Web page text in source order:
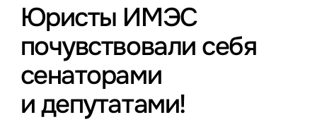
Юристы ИМЭС
почувствовали себя
сенаторами
и депутатами!